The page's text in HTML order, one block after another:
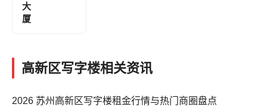
大
厦
高新区写字楼相关资讯
2026 苏州高新区写字楼租金行情与热门商圈盘点